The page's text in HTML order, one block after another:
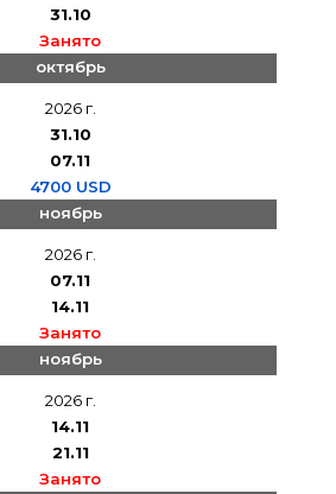
31.10
Занято
октябрь
2026 г.
31.10
07.11
4700 USD
ноябрь
2026 г.
07.11
14.11
Занято
ноябрь
2026 г.
14.11
21.11
Занято